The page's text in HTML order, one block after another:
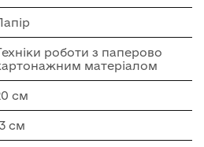
роботи з паперово
матеріалом
см
см